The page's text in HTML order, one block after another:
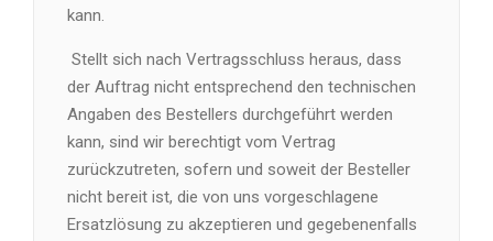
kann.
Stellt sich nach Vertragsschluss heraus, dass
der Auftrag nicht entsprechend den technischen
Angaben des Bestellers durchgeführt werden
kann, sind wir berechtigt vom Vertrag
zurückzutreten, sofern und soweit der Besteller
nicht bereit ist, die von uns vorgeschlagene
Ersatzlösung zu akzeptieren und gegebenenfalls